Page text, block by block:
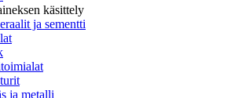
käsittely
ja sementti
ja metalli